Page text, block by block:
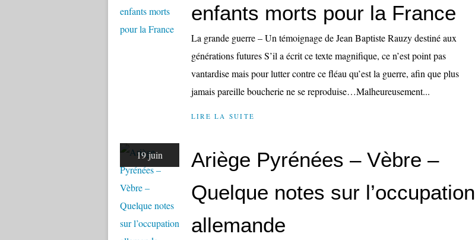
enfants morts pour la France
La grande guerre – Un témoignage de Jean Baptiste Rauzy destiné aux
générations futures S’il a écrit ce texte magnifique, ce n’est point pas
vantardise mais pour lutter contre ce fléau qu’est la guerre, afin que plus
jamais pareille boucherie ne se reproduise…Malheureusement...
LIRE LA SUITE
19 juin
Ariège Pyrénées – Vèbre –
Quelque notes sur l’occupation
allemande